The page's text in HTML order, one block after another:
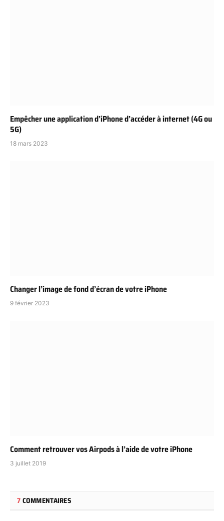
Empêcher une application d’iPhone d’accéder à internet (4G ou
5G)
18 mars 2023
Changer l’image de fond d’écran de votre iPhone
9 février 2023
Comment retrouver vos Airpods à l’aide de votre iPhone
3 juillet 2019
7COMMENTAIRES